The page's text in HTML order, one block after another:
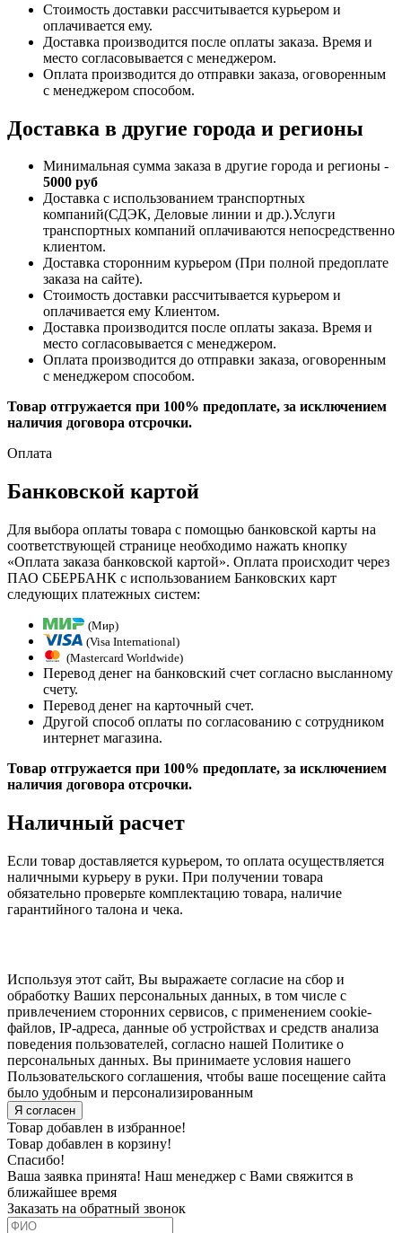
Стоимость доставки рассчитывается курьером и
оплачивается ему.
Доставка производится после оплаты заказа. Время и
место согласовывается с менеджером.
Оплата производится до отправки заказа, оговоренным
с менеджером способом.
Доставка в другие города и регионы
Минимальная сумма заказа в другие города и регионы -
5000 руб
Доставка с использованием транспортных
компаний(СДЭК, Деловые линии и др.).Услуги
транспортных компаний оплачиваются непосредственно
клиентом.
Доставка сторонним курьером (При полной предоплате
заказа на сайте).
Стоимость доставки рассчитывается курьером и
оплачивается ему Клиентом.
Доставка производится после оплаты заказа. Время и
место согласовывается с менеджером.
Оплата производится до отправки заказа, оговоренным
с менеджером способом.
Товар отгружается при 100% предоплате, за исключением
наличия договора отсрочки.
Оплата
Банковской картой
Для выбора оплаты товара с помощью банковской карты на
соответствующей странице необходимо нажать кнопку
«Оплата заказа банковской картой». Оплата происходит через
ПАО СБЕРБАНК с использованием Банковских карт
следующих платежных систем:
(Мир)
(Visa International)
(Mastercard Worldwide)
Перевод денег на банковский счет согласно высланному
счету.
Перевод денег на карточный счет.
Другой способ оплаты по согласованию с сотрудником
интернет магазина.
Товар отгружается при 100% предоплате, за исключением
наличия договора отсрочки.
Наличный расчет
Если товар доставляется курьером, то оплата осуществляется
наличными курьеру в руки. При получении товара
обязательно проверьте комплектацию товара, наличие
гарантийного талона и чека.
Используя этот сайт, Вы выражаете согласие на сбор и
обработку Ваших персональных данных, в том числе с
привлечением сторонних сервисов, с применением cookie-
файлов, IP-адреса, данные об устройствах и средств анализа
поведения пользователей, согласно нашей Политике о
персональных данных. Вы принимаете условия нашего
Пользовательского соглашения, чтобы ваше посещение сайта
было удобным и персонализированным
Я согласен
Товар добавлен в избранное!
Товар добавлен в корзину!
Спасибо!
Ваша заявка принята! Наш менеджер с Вами свяжится в
ближайшее время
Заказать на обратный звонок